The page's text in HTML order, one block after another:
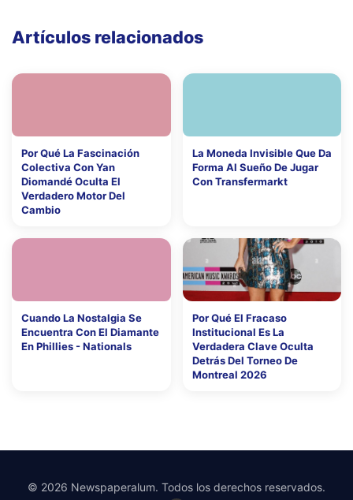
Artículos relacionados
Por Qué La Fascinación
Colectiva Con Yan
Diomandé Oculta El
Verdadero Motor Del
Cambio
La Moneda Invisible Que Da
Forma Al Sueño De Jugar
Con Transfermarkt
Cuando La Nostalgia Se
Encuentra Con El Diamante
En Phillies - Nationals
Por Qué El Fracaso
Institucional Es La
Verdadera Clave Oculta
Detrás Del Torneo De
Montreal 2026
© 2026 Newspaperalum. Todos los derechos reservados.